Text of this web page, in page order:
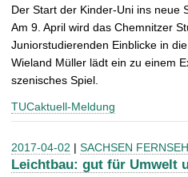
Der Start der Kinder-Uni ins neue
Am 9. April wird das Chemnitzer
Juniorstudierenden Einblicke in
Wieland Müller lädt ein zu einem
szenisches Spiel.
TUCaktuell-Meldung
2017-04-02 | SACHSEN
Leichtbau: gut für Umwelt